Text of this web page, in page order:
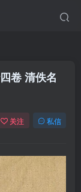
卷 清佚名
关注 私信